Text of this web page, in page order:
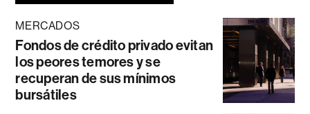
MERCADOS
Fondos de crédito privado evitan
los peores temores y se
recuperan de sus mínimos
bursátiles